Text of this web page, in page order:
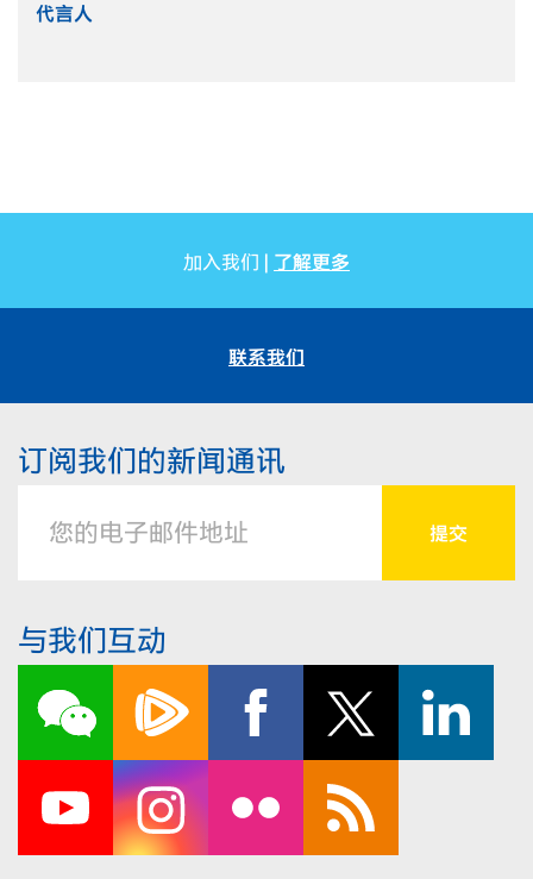
代言人
加入我们 | 了解更多
联系我们
订阅我们的新闻通讯
与我们互动